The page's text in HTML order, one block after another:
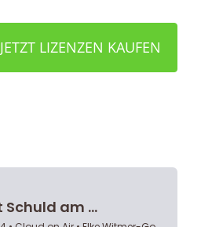
JETZT LIZENZEN KAUFEN